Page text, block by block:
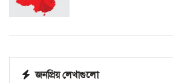
জনপ্রিয় লেখাগুলো